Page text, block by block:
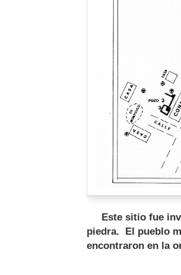
Este sitio fue
piedra. El pueblo
encontraron en la